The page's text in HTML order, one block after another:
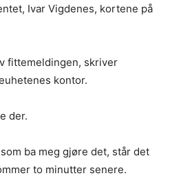
Ivar Vigdenes, kortene på
fittemeldingen, skriver
kontor.
der.
som ba meg gjøre det, står det
to minutter senere.